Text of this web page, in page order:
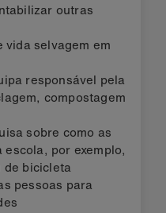
outras
selvagem em
responsável pela
compostagem
sobre como as
escola, por exemplo,
de bicicleta
pessoas para